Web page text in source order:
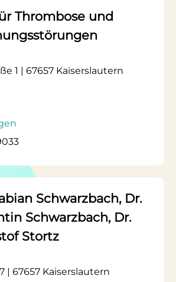
Thrombose und
1 | 67657 Kaiserslautern
Schwarzbach, Dr.
Schwarzbach, Dr.
Stortz
| 67657 Kaiserslautern